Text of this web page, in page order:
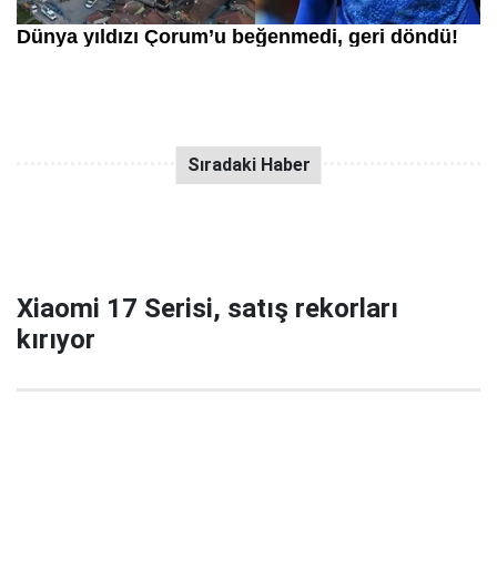
Xiaomi 17 Serisi, satış rekorları
kırıyor